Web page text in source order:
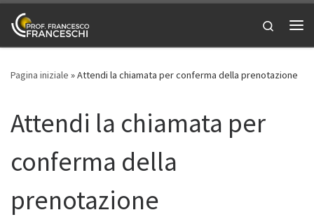
Passa al contenuto
Search
Pagina iniziale »Attendi la chiamata per conferma della prenotazione
Attendi la chiamata per
conferma della
prenotazione